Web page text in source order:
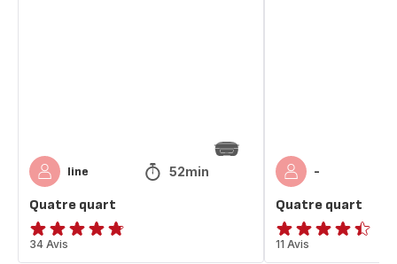
line 52min
Quatre quart
ratings.4.7
34 Avis
-
Quatre quart
ratings.4.4
11 Avis